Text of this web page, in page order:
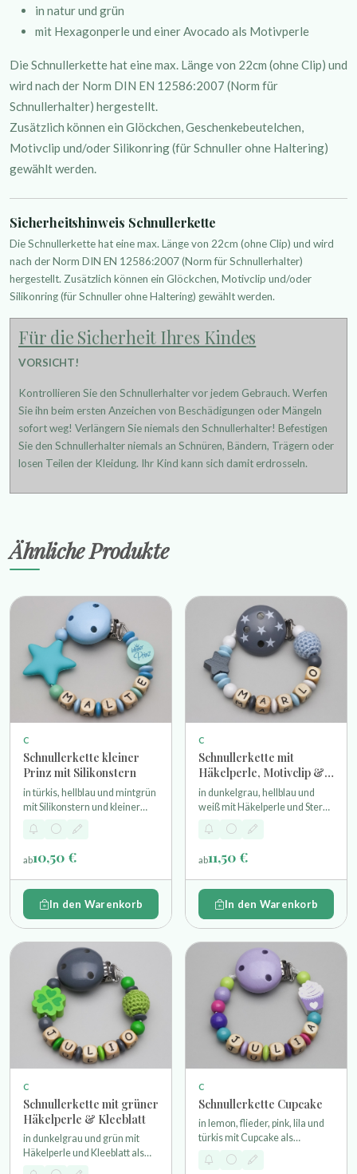
in natur und grün
mit Hexagonperle und einer Avocado als Motivperle
Die Schnullerkette hat eine max. Länge von 22cm (ohne Clip) und
wird nach der Norm DIN EN 12586:2007 (Norm für
Schnullerhalter) hergestellt.
Zusätzlich können ein Glöckchen, Geschenkebeutelchen,
Motivclip und/oder Silikonring (für Schnuller ohne Haltering)
gewählt werden.
Sicherheitshinweis Schnullerkette
Die Schnullerkette hat eine max. Länge von 22cm (ohne Clip) und wird
nach der Norm DIN EN 12586:2007 (Norm für Schnullerhalter)
hergestellt. Zusätzlich können ein Glöckchen, Motivclip und/oder
Silikonring (für Schnuller ohne Haltering) gewählt werden.
Für die Sicherheit Ihres Kindes
VORSICHT!
Kontrollieren Sie den Schnullerhalter vor jedem Gebrauch. Werfen
Sie ihn beim ersten Anzeichen von Beschädigungen oder Mängeln
sofort weg! Verlängern Sie niemals den Schnullerhalter! Befestigen
Sie den Schnullerhalter niemals an Schnüren, Bändern, Trägern oder
losen Teilen der Kleidung. Ihr Kind kann sich damit erdrosseln.
Ähnliche Produkte
C
Schnullerkette kleiner
Prinz mit Silikonstern
in türkis, hellblau und mintgrün
mit Silikonstern und kleiner
Prinz Perle
ab10,50 €
In den Warenkorb
C
Schnullerkette mit
Häkelperle, Motivclip &
Stern
in dunkelgrau, hellblau und
weiß mit Häkelperle und Stern
als Motivperle und einem
Sternchen Motivclip
ab11,50 €
In den Warenkorb
C
Schnullerkette mit grüner
Häkelperle & Kleeblatt
in dunkelgrau und grün mit
Häkelperle und Kleeblatt als
Motivperle
C
Schnullerkette Cupcake
in lemon, flieder, pink, lila und
türkis mit Cupcake als
Motivperle